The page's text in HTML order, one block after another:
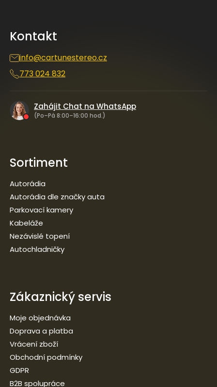
Kontakt
info@cartunestereo.cz
773 024 832
Zahájit Chat na WhatsApp
(Po–Pá 8:00–16:00 hod.)
Sortiment
Autorádia
Autorádia dle značky auta
Parkovací kamery
Kabeláže
Nezávislé topení
Autochladničky
Zákaznický servis
Moje objednávka
Doprava a platba
Vrácení zboží
Obchodní podmínky
GDPR
B2B spolupráce